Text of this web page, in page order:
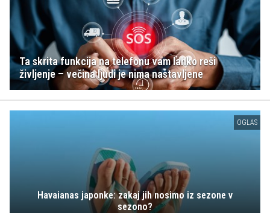
Ta skrita funkcija na telefonu vam lahko reši
življenje – večina ljudi je nima nastavljene
OGLAS
Havaianas japonke: zakaj jih nosimo iz sezone v
sezono?